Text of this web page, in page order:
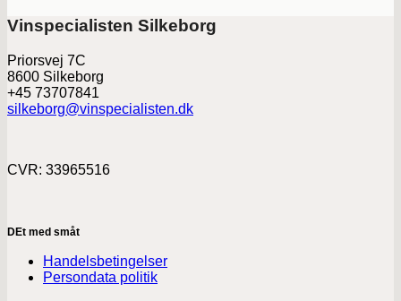
Vinspecialisten Silkeborg
Priorsvej 7C
8600 Silkeborg
+45 73707841
silkeborg@vinspecialisten.dk
CVR: 33965516
DEt med småt
Handelsbetingelser
Persondata politik